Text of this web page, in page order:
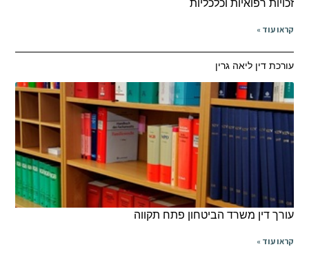
זכויות רפואיות וכלכליות
קראו עוד »
עורכת דין ליאה גרין
עורך דין משרד הביטחון פתח תקווה
קראו עוד »